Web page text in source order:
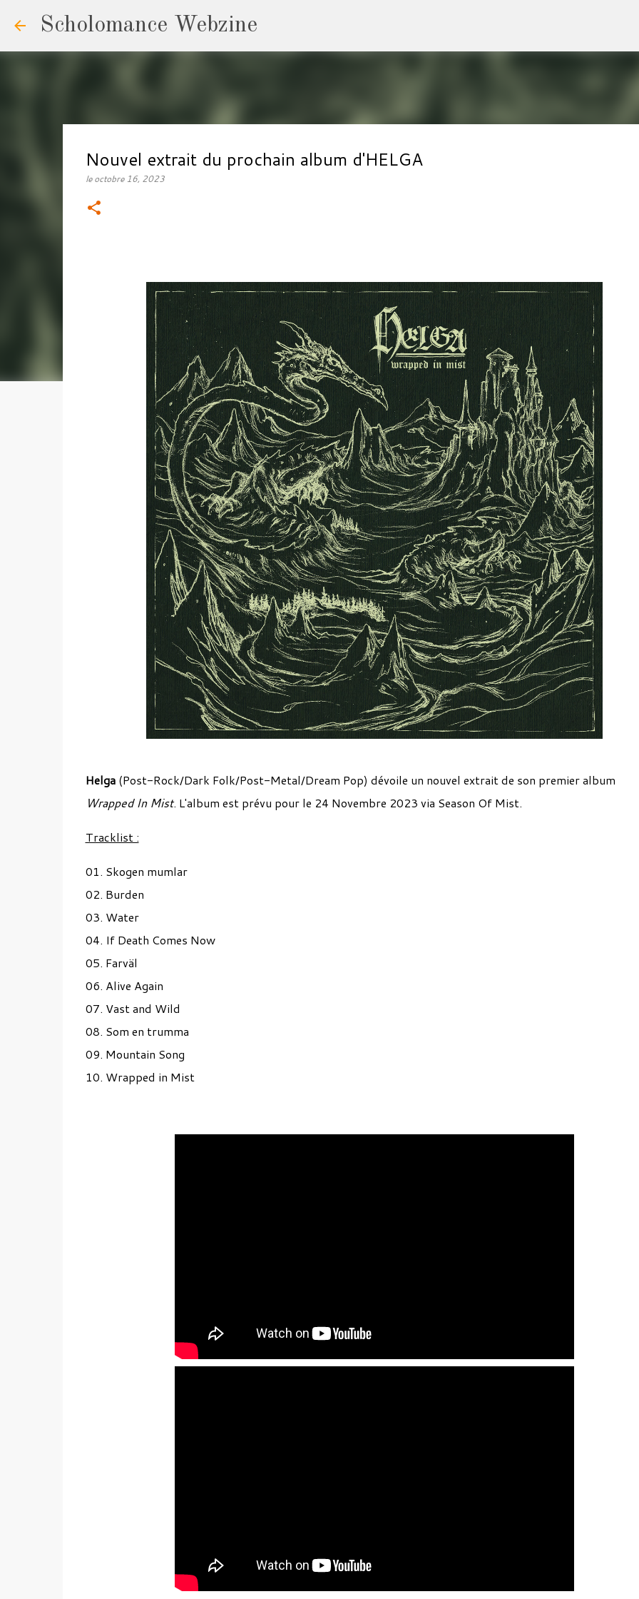
Scholomance Webzine
Nouvel extrait du prochain album d'HELGA
leoctobre 16, 2023
Helga (Post-Rock/Dark Folk/Post-Metal/Dream Pop) dévoile un nouvel extrait de son premier album
Wrapped In Mist. L'album est prévu pour le 24 Novembre 2023 via Season Of Mist.
Tracklist :
01. Skogen mumlar
02. Burden
03. Water
04. If Death Comes Now
05. Farväl
06. Alive Again
07. Vast and Wild
08. Som en trumma
09. Mountain Song
10. Wrapped in Mist